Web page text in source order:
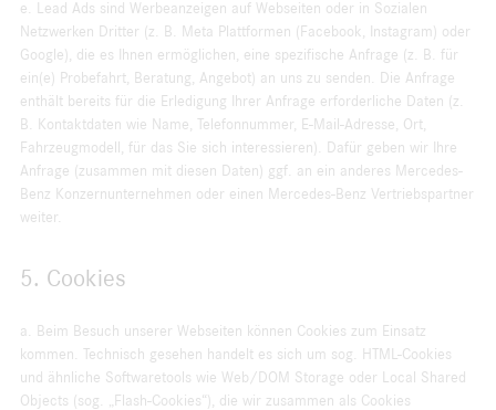
e. Lead Ads sind Werbeanzeigen auf Webseiten oder in Sozialen
Netzwerken Dritter (z. B. Meta Plattformen (Facebook, Instagram) oder
Google), die es Ihnen ermöglichen, eine spezifische Anfrage (z. B. für
ein(e) Probefahrt, Beratung, Angebot) an uns zu senden. Die Anfrage
enthält bereits für die Erledigung Ihrer Anfrage erforderliche Daten (z.
B. Kontaktdaten wie Name, Telefonnummer, E-Mail-Adresse, Ort,
Fahrzeugmodell, für das Sie sich interessieren). Dafür geben wir Ihre
Anfrage (zusammen mit diesen Daten) ggf. an ein anderes Mercedes-
Benz Konzernunternehmen oder einen Mercedes-Benz Vertriebspartner
weiter.
5. Cookies
a. Beim Besuch unserer Webseiten können Cookies zum Einsatz
kommen. Technisch gesehen handelt es sich um sog. HTML-Cookies
und ähnliche Softwaretools wie Web/DOM Storage oder Local Shared
Objects (sog. „Flash-Cookies“), die wir zusammen als Cookies